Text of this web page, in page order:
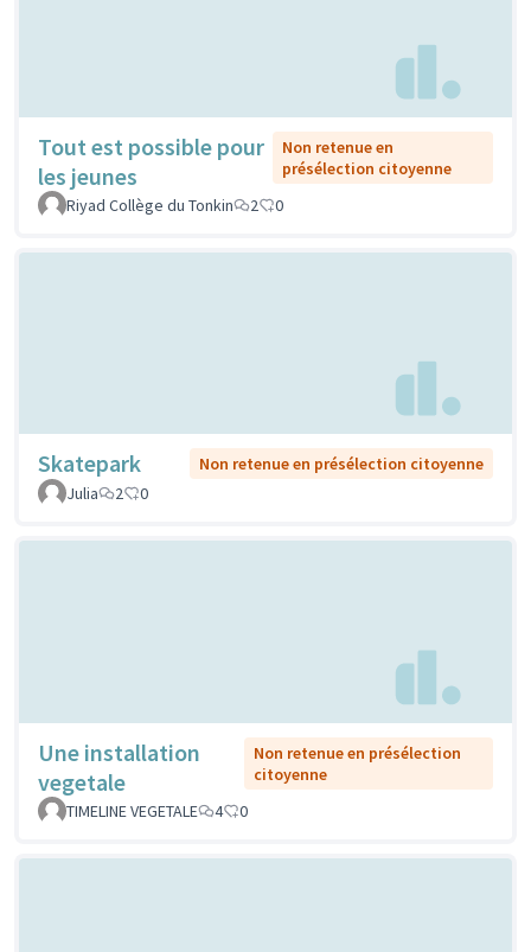
Tout est possible pour
les jeunes
Non retenue en
présélection citoyenne
Riyad Collège du Tonkin
2 0
Skatepark
Non retenue en présélection citoyenne
Julia
2 0
Une installation
vegetale
Non retenue en présélection
citoyenne
TIMELINE VEGETALE
4 0